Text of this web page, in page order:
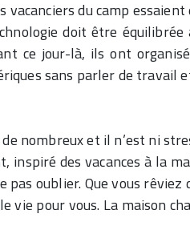
du camp
doit être
ce jour-là, ils ont
sans parler de travail
et il n’est ni
des vacances à la
oublier. Que vous rêviez
pour vous. La maison